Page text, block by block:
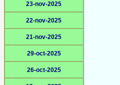
23-nov-2025
22-nov-2025
21-nov-2025
29-oct-2025
26-oct-2025